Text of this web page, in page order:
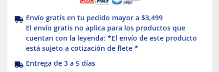
Envío gratis en tu pedido mayor a $3,499
El envío gratis no aplica para los productos que
cuentan con la leyenda: *El envío de este producto
está sujeto a cotización de flete *
Entrega de 3 a 5 días